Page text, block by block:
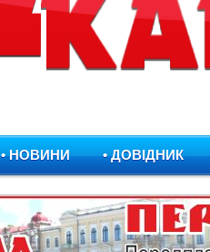
• НОВИНИ • ДОВІДНИК